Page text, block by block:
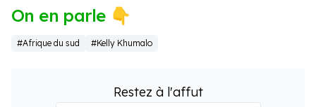
On en parle 👇
#Afrique du sud #Kelly Khumalo
Restez à l'affut